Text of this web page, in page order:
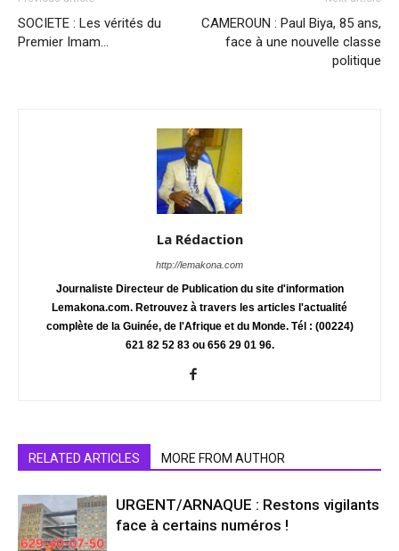
SOCIETE : Les vérités du
Premier Imam…
CAMEROUN : Paul Biya, 85 ans,
face à une nouvelle classe
politique
La Rédaction
http://lemakona.com
Journaliste Directeur de Publication du site d'information
Lemakona.com. Retrouvez à travers les articles l'actualité
complète de la Guinée, de l'Afrique et du Monde. Tél : (00224)
621 82 52 83 ou 656 29 01 96.
RELATED ARTICLES MORE FROM AUTHOR
URGENT/ARNAQUE : Restons vigilants
face à certains numéros !